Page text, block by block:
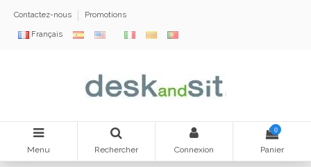
Contactez-nous Promotions
Français
Menu Rechercher Connexion
0
Panier